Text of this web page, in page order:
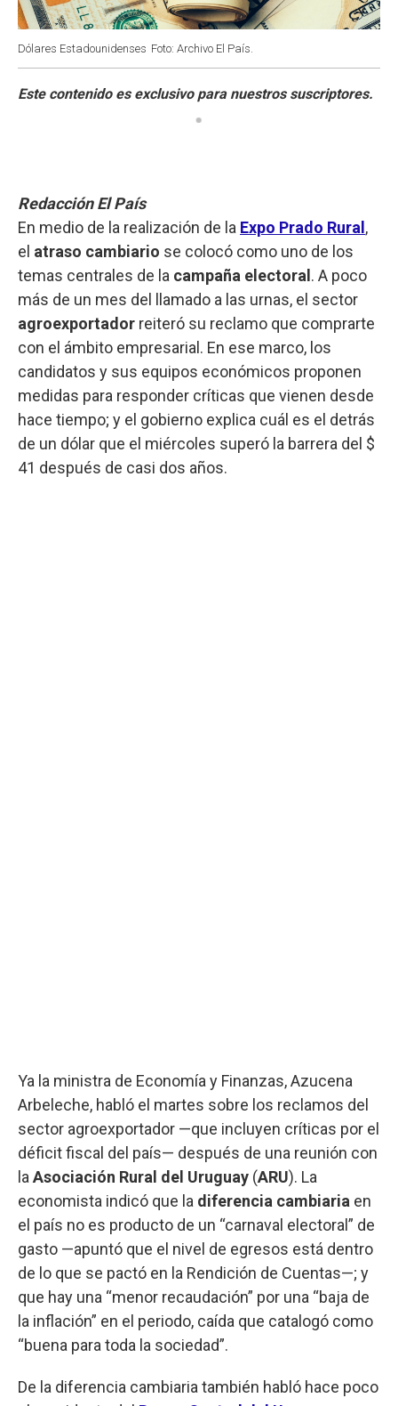
Dólares Estadounidenses Foto: Archivo El País.
Redacción El País
En medio de la realización de la Expo Prado Rural ,
el atraso cambiario se colocó como uno de los
temas centrales de la campaña electoral . A poco
más de un mes del llamado a las urnas, el sector
agroexportador reiteró su reclamo que comprarte
con el ámbito empresarial. En ese marco, los
candidatos y sus equipos económicos proponen
medidas para responder críticas que vienen desde
hace tiempo; y el gobierno explica cuál es el detrás
de un dólar que el miércoles superó la barrera del $
41 después de casi dos años.
Ya la ministra de Economía y Finanzas, Azucena
Arbeleche, habló el martes sobre los reclamos del
sector agroexportador —que incluyen críticas por el
déficit fiscal del país— después de una reunión con
la Asociación Rural del Uruguay (ARU). La
economista indicó que la diferencia cambiaria en
el país no es producto de un “carnaval electoral” de
gasto —apuntó que el nivel de egresos está dentro
de lo que se pactó en la Rendición de Cuentas—; y
que hay una “menor recaudación” por una “baja de
la inflación” en el periodo, caída que catalogó como
“buena para toda la sociedad”.
De la diferencia cambiaria también habló hace poco